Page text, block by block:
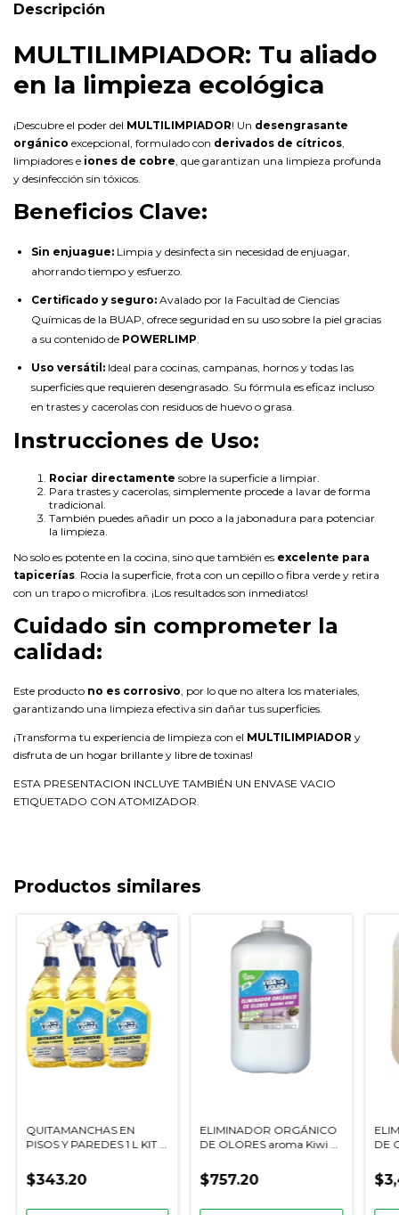
Descripción
MULTILIMPIADOR: Tu aliado
en la limpieza ecológica
¡Descubre el poder del MULTILIMPIADOR! Un desengrasante
orgánico excepcional, formulado con derivados de cítricos
limpiadores e iones de cobre , que garantizan una limpieza profunda
y desinfección sin tóxicos.
Beneficios Clave:
Sin enjuague: Limpia y desinfecta sin necesidad de enjuagar,
ahorrando tiempo y esfuerzo.
Certificado y seguro: Avalado por la Facultad de Ciencias
Químicas de la BUAP, ofrece seguridad en su uso sobre la piel gracias
a su contenido de POWERLIMP
Uso versátil: Ideal para cocinas, campanas, hornos y todas las
superficies que requieren desengrasado. Su fórmula es eficaz incluso
en trastes y cacerolas con residuos de huevo o grasa.
Instrucciones de Uso:
Rociar directamente sobre la superficie a limpiar.
Para trastes y cacerolas, simplemente procede a lavar de forma
tradicional.
También puedes añadir un poco a la jabonadura para potenciar
la limpieza.
No solo es potente en la cocina, sino que también es excelente para
tapicerías . Rocia la superficie, frota con un cepillo o fibra verde y retira
con un trapo o microfibra. ¡Los resultados son inmediatos!
Cuidado sin comprometer la
calidad:
Este producto no es corrosivo , por lo que no altera los materiales,
garantizando una limpieza efectiva sin dañar tus superficies.
¡Transforma tu experiencia de limpieza con el MULTILIMPIADOR y
disfruta de un hogar brillante y libre de toxinas!
ESTA PRESENTACION INCLUYE TAMBIÉN UN ENVASE VACIO
ETIQUETADO CON ATOMIZADOR.
Productos similares
QUITAMANCHAS EN
PISOS Y PAREDES 1 L KIT 3
$343.20
ELIMINADOR ORGÁNICO
DE OLORES aroma Kiwi 4
$757.20
DE